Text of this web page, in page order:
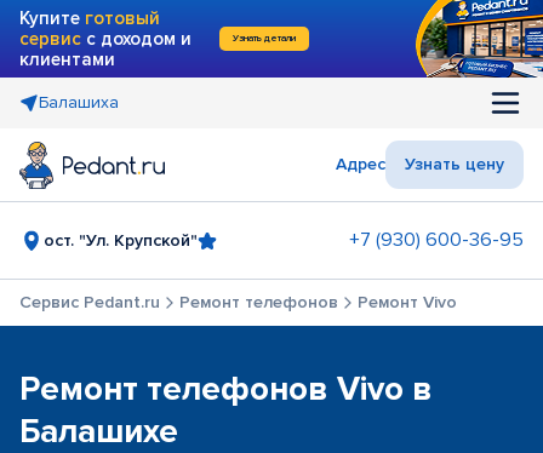
Купите готовый
сервис с доходом и
клиентами
Узнать детали
Балашиха
Адрес Узнать цену
ост. "Ул. Крупской" +7 (930) 600-36-95
Сервис Pedant.ru Ремонт телефонов Ремонт Vivo
Ремонт телефонов Vivo в
Балашихе